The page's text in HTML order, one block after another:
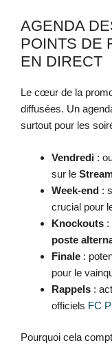
AGENDA
POINTS DE
EN DIRECT
Le cœur de la
diffusées. Un
surtout pour les
Vendredi :
sur le
Week-end :
crucial pour
Knockouts :
poste
Finale :
pour le
Rappels :
officiels FC
Pourquoi cela